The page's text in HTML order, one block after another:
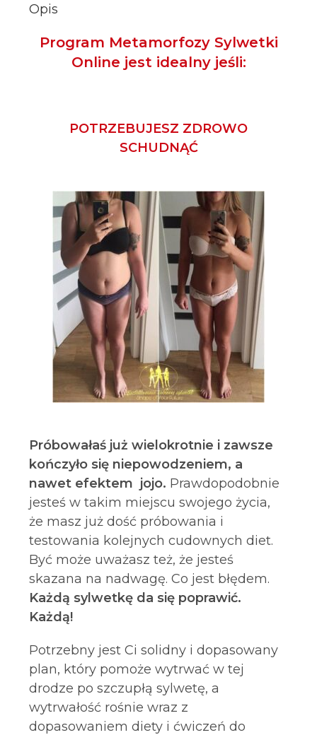
Opis
Program Metamorfozy Sylwetki
Online jest idealny jeśli:
POTRZEBUJESZ ZDROWO
SCHUDNĄĆ
Próbowałaś już wielokrotnie i zawsze
kończyło się niepowodzeniem, a
nawet efektem jojo. Prawdopodobnie
jesteś w takim miejscu swojego życia,
że masz już dość próbowania i
testowania kolejnych cudownych diet.
Być może uważasz też, że jesteś
skazana na nadwagę. Co jest błędem.
Każdą sylwetkę da się poprawić.
Każdą!
Potrzebny jest Ci solidny i dopasowany
plan, który pomoże wytrwać w tej
drodze po szczupłą sylwetę, a
wytrwałość rośnie wraz z
dopasowaniem diety i ćwiczeń do